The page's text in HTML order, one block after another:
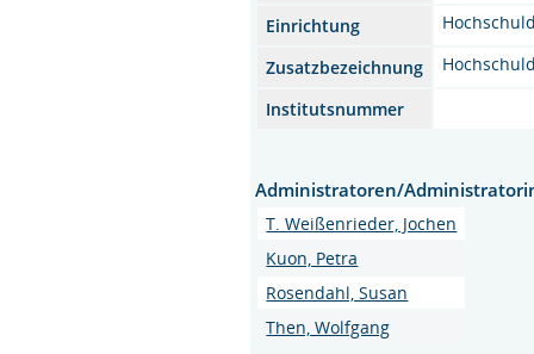
Einrichtung
Zusatzbezeichnung
Institutsnummer
Administratoren/
T. Weißenrieder, Jochen
Kuon, Petra
Rosendahl, Susan
Then, Wolfgang